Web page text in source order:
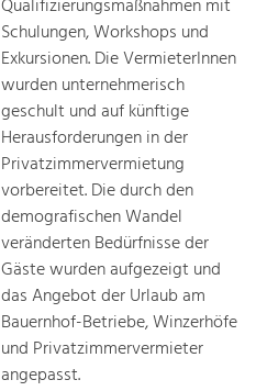
Qualifizierungsmaßnahmen mit
Schulungen, Workshops und
Exkursionen. Die VermieterInnen
wurden unternehmerisch
geschult und auf künftige
Herausforderungen in der
Privatzimmervermietung
vorbereitet. Die durch den
demografischen Wandel
veränderten Bedürfnisse der
Gäste wurden aufgezeigt und
das Angebot der Urlaub am
Bauernhof-Betriebe, Winzerhöfe
und Privatzimmervermieter
angepasst.